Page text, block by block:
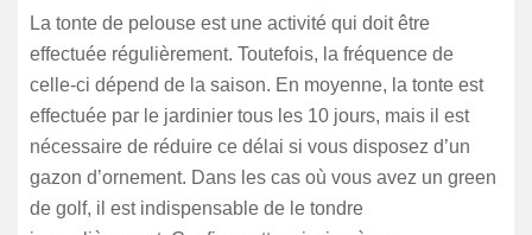
La tonte de pelouse est une activité qui doit être
effectuée régulièrement. Toutefois, la fréquence de
celle-ci dépend de la saison. En moyenne, la tonte est
effectuée par le jardinier tous les 10 jours, mais il est
nécessaire de réduire ce délai si vous disposez d’un
gazon d’ornement. Dans les cas où vous avez un green
de golf, il est indispensable de le tondre